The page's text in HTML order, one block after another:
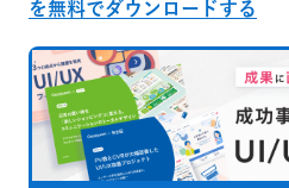
を無料でダウンロードする